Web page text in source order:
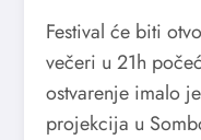
Festival će biti
večeri u 21h
ostvarenje imalo
projekcija u